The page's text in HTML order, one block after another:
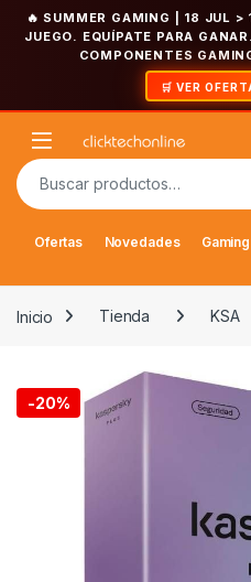
🔥 SUMMER GAMING | 18 JUL
JUEGO. EQUÍPATE PARA
COMPONENTES
🛒 VER
Open
Buscar por:
Ofertas Novedades Gaming
Inicio Tienda KSA
-20%